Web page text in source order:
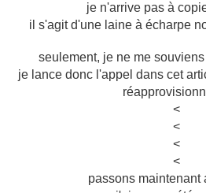
je n'arrive pas à
il s'agit d'une laine à écharpe
seulement, je ne me
je lance donc l'appel dans cet
<
<
<
<
passons maintenant